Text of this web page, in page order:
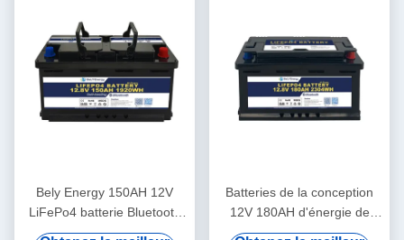
Bely Energy 150AH 12V
LiFePo4 batterie Bluetooth
et auto-chauffage Pour
Batteries de la conception
12V 180AH d'énergie de
Bely les plus défuntes pour